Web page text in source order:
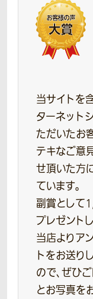
当サイトを
ターネット
ただいたお
テキなご意
せ頂いた方
ています。
副賞として
プレゼント
当店よりア
トをお送り
ので、ぜひ
とお写真を